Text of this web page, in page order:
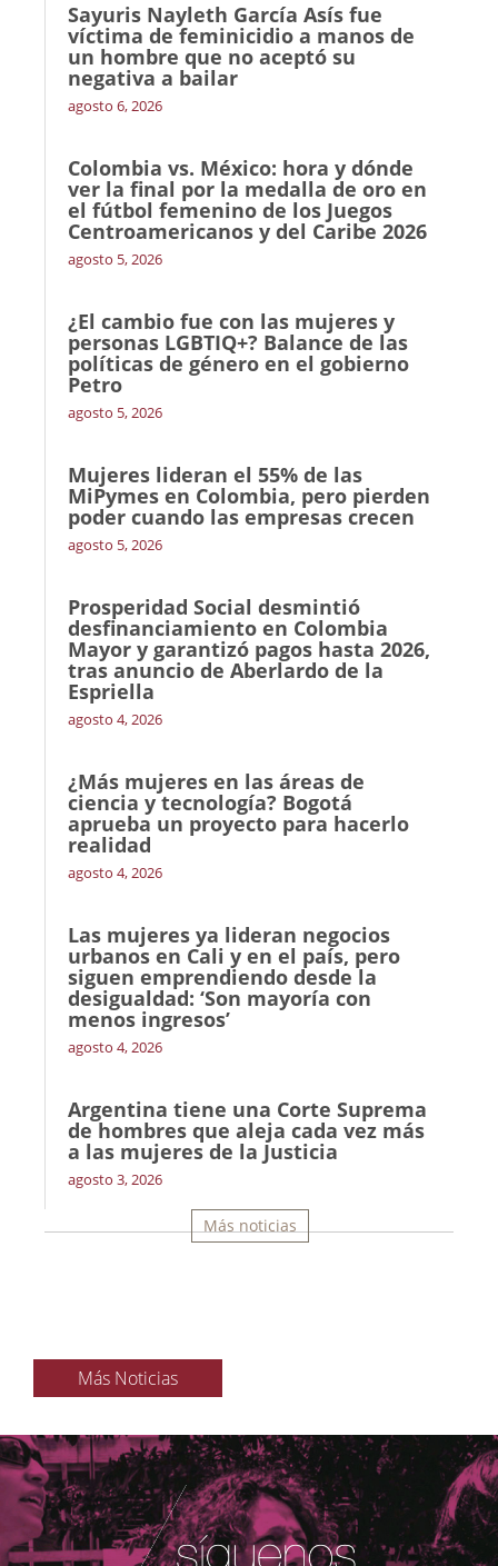
Sayuris Nayleth García Asís fue
víctima de feminicidio a manos de
un hombre que no aceptó su
negativa a bailar
agosto 6, 2026
Colombia vs. México: hora y dónde
ver la final por la medalla de oro en
el fútbol femenino de los Juegos
Centroamericanos y del Caribe 2026
agosto 5, 2026
¿El cambio fue con las mujeres y
personas LGBTIQ+? Balance de las
políticas de género en el gobierno
Petro
agosto 5, 2026
Mujeres lideran el 55% de las
MiPymes en Colombia, pero pierden
poder cuando las empresas crecen
agosto 5, 2026
Prosperidad Social desmintió
desfinanciamiento en Colombia
Mayor y garantizó pagos hasta 2026,
tras anuncio de Aberlardo de la
Espriella
agosto 4, 2026
¿Más mujeres en las áreas de
ciencia y tecnología? Bogotá
aprueba un proyecto para hacerlo
realidad
agosto 4, 2026
Las mujeres ya lideran negocios
urbanos en Cali y en el país, pero
siguen emprendiendo desde la
desigualdad: ‘Son mayoría con
menos ingresos’
agosto 4, 2026
Argentina tiene una Corte Suprema
de hombres que aleja cada vez más
a las mujeres de la Justicia
agosto 3, 2026
Más noticias
Más Noticias